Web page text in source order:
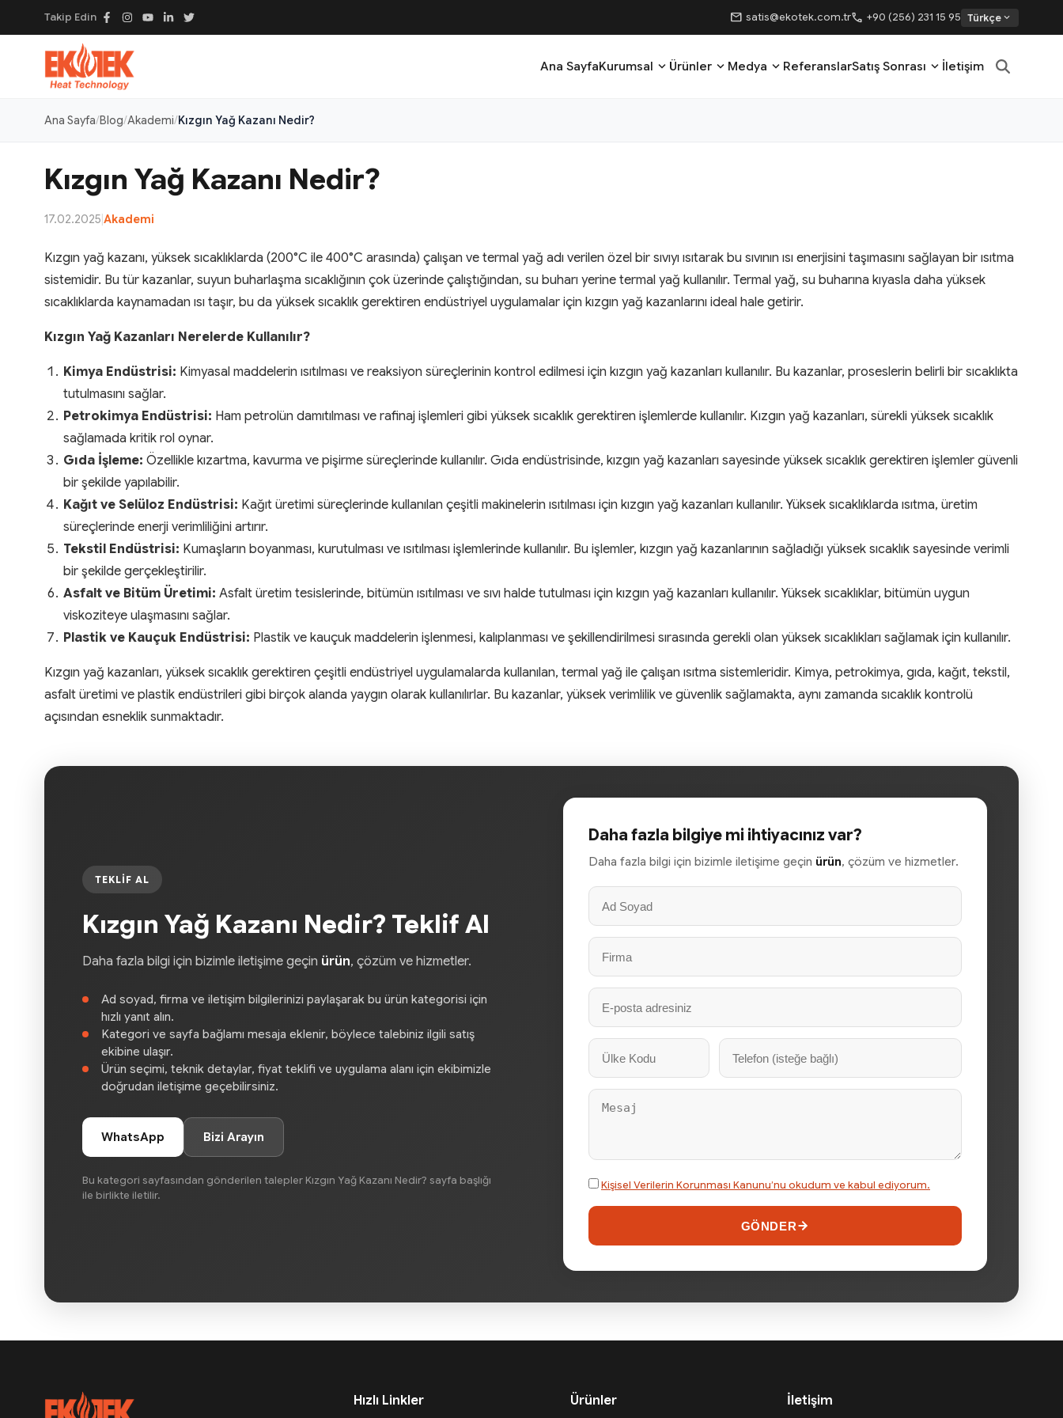
Takip Edin mail satis@ekotek.com.trcall +90 (256) 231 15 95 Türkçe expand_more
Ana SayfaKurumsal expand_more Ürünler expand_more Medya expand_more ReferanslarSatış Sonrası expand_more İletişim
Ana Sayfa Blog Akademi Kızgın Yağ Kazanı Nedir?
Kızgın Yağ Kazanı Nedir?
17.02.2025 Akademi
Kızgın yağ kazanı, yüksek sıcaklıklarda (200°C ile 400°C arasında) çalışan ve termal yağ adı verilen özel bir sıvıyı ısıtarak bu sıvının ısı enerjisini taşımasını sağlayan bir ısıtma
sistemidir. Bu tür kazanlar, suyun buharlaşma sıcaklığının çok üzerinde çalıştığından, su buharı yerine termal yağ kullanılır. Termal yağ, su buharına kıyasla daha yüksek
sıcaklıklarda kaynamadan ısı taşır, bu da yüksek sıcaklık gerektiren endüstriyel uygulamalar için kızgın yağ kazanlarını ideal hale getirir.
Kızgın Yağ Kazanları Nerelerde Kullanılır?
Kimya Endüstrisi: Kimyasal maddelerin ısıtılması ve reaksiyon süreçlerinin kontrol edilmesi için kızgın yağ kazanları kullanılır. Bu kazanlar, proseslerin belirli bir sıcaklıkta
tutulmasını sağlar.
Petrokimya Endüstrisi: Ham petrolün damıtılması ve rafinaj işlemleri gibi yüksek sıcaklık gerektiren işlemlerde kullanılır. Kızgın yağ kazanları, sürekli yüksek sıcaklık
sağlamada kritik rol oynar.
Gıda İşleme: Özellikle kızartma, kavurma ve pişirme süreçlerinde kullanılır. Gıda endüstrisinde, kızgın yağ kazanları sayesinde yüksek sıcaklık gerektiren işlemler güvenli
bir şekilde yapılabilir.
Kağıt ve Selüloz Endüstrisi: Kağıt üretimi süreçlerinde kullanılan çeşitli makinelerin ısıtılması için kızgın yağ kazanları kullanılır. Yüksek sıcaklıklarda ısıtma, üretim
süreçlerinde enerji verimliliğini artırır.
Tekstil Endüstrisi: Kumaşların boyanması, kurutulması ve ısıtılması işlemlerinde kullanılır. Bu işlemler, kızgın yağ kazanlarının sağladığı yüksek sıcaklık sayesinde verimli
bir şekilde gerçekleştirilir.
Asfalt ve Bitüm Üretimi: Asfalt üretim tesislerinde, bitümün ısıtılması ve sıvı halde tutulması için kızgın yağ kazanları kullanılır. Yüksek sıcaklıklar, bitümün uygun
viskoziteye ulaşmasını sağlar.
Plastik ve Kauçuk Endüstrisi: Plastik ve kauçuk maddelerin işlenmesi, kalıplanması ve şekillendirilmesi sırasında gerekli olan yüksek sıcaklıkları sağlamak için kullanılır.
Kızgın yağ kazanları, yüksek sıcaklık gerektiren çeşitli endüstriyel uygulamalarda kullanılan, termal yağ ile çalışan ısıtma sistemleridir. Kimya, petrokimya, gıda, kağıt, tekstil,
asfalt üretimi ve plastik endüstrileri gibi birçok alanda yaygın olarak kullanılırlar. Bu kazanlar, yüksek verimlilik ve güvenlik sağlamakta, aynı zamanda sıcaklık kontrolü
açısından esneklik sunmaktadır.
TEKLIF AL
Kızgın Yağ Kazanı Nedir? Teklif Al
Daha fazla bilgi için bizimle iletişime geçin ürün, çözüm ve hizmetler.
Ad soyad, firma ve iletişim bilgilerinizi paylaşarak bu ürün kategorisi için
hızlı yanıt alın.
Kategori ve sayfa bağlamı mesaja eklenir, böylece talebiniz ilgili satış
ekibine ulaşır.
Ürün seçimi, teknik detaylar, fiyat teklifi ve uygulama alanı için ekibimizle
doğrudan iletişime geçebilirsiniz.
WhatsApp Bizi Arayın
Bu kategori sayfasından gönderilen talepler Kızgın Yağ Kazanı Nedir? sayfa başlığı
ile birlikte iletilir.
Daha fazla bilgiye mi ihtiyacınız var?
Daha fazla bilgi için bizimle iletişime geçin ürün, çözüm ve hizmetler.
Kişisel Verilerin Korunması Kanunu’nu okudum ve kabul ediyorum.
GÖNDER
Hızlı Linkler Ürünler İletişim